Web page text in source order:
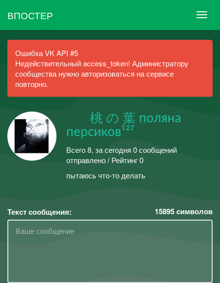
ВПОСТЕР
Ошибка VK API #5
Недействительный access_token! Администратору
сообщества нужно авторизоваться на сервисе
повторно.
ᅠᅠ桃 の 葉 поляна
персиков¹²⁷
Всего 8, за сегодня 0 сообщений
отправлено / Рейтинг 0
пытаюсь что-то делать
Текст сообщения: 15895символов